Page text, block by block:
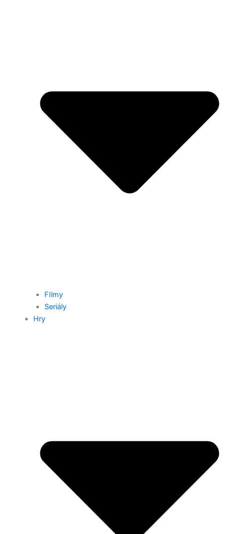
FIlmy
Seriály
Hry